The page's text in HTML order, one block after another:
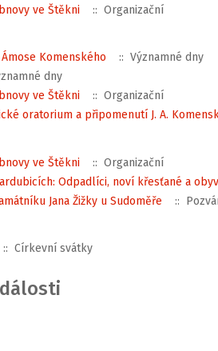
ve Štěkni
:: Organizační
Komenského
:: Významné dny
dny
ve Štěkni
:: Organizační
oratorium a připomenutí J. A.
ve Štěkni
:: Organizační
Odpadlíci, noví křesťané a
Jana Žižky u Sudoměře ::
:: Církevní svátky